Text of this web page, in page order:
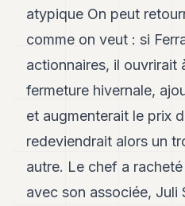
atypique On peut
comme on veut : si
actionnaires, il ouvrirait
fermeture hivernale,
et augmenterait le prix
redeviendrait alors un
autre. Le chef a
avec son associée, Juli